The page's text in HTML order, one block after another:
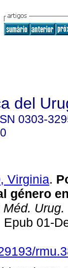
del
0303-
Virginia.
género
Méd. Urug.
01-